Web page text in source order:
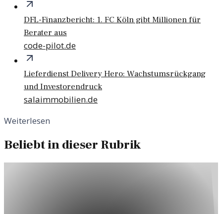
DFL-Finanzbericht: 1. FC Köln gibt Millionen für
Berater aus
code-pilot.de
Lieferdienst Delivery Hero: Wachstumsrückgang
und Investorendruck
salaimmobilien.de
Weiterlesen
Beliebt in dieser Rubrik